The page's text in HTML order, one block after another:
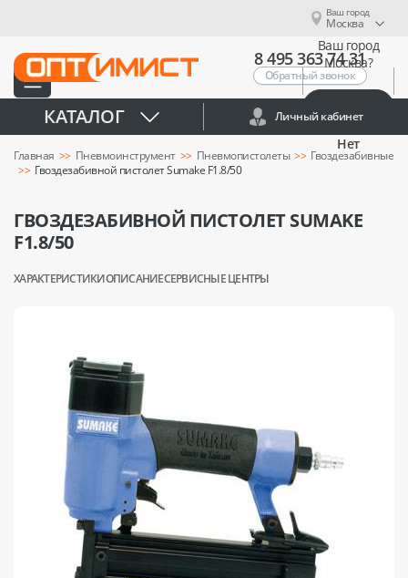
Ваш город
Москва
Ваш город
Москва?
Нет
8 495 363 74 31
Обратный звонок
КАТАЛОГ Личный кабинет
Главная Пневмоинструмент Пневмопистолеты
Гвоздезабивные
Гвоздезабивной пистолет Sumake F1.8/50
ГВОЗДЕЗАБИВНОЙ ПИСТОЛЕТ SUMAKE
F1.8/50
ХАРАКТЕРИСТИКИОПИСАНИЕСЕРВИСНЫЕ ЦЕНТРЫ